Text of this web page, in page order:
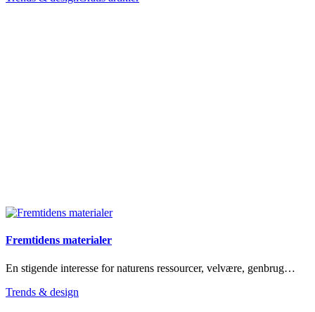
Fremtidens materialer
En stigende interesse for naturens ressourcer, velvære, genbrug…
Trends & design